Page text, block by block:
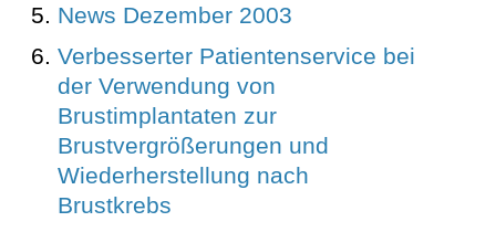
News Dezember 2003
Verbesserter Patientenservice bei
der Verwendung von
Brustimplantaten zur
Brustvergrößerungen und
Wiederherstellung nach
Brustkrebs